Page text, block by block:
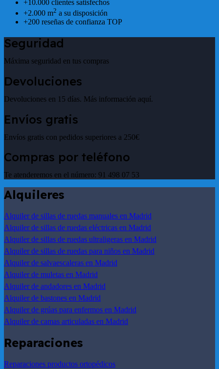
+10.000 clientes satisfechos
+2.000 m2 a su disposición
+200 reseñas de confianza TOP
Seguridad
Máxima seguridad en tus compras
Devoluciones
Devoluciones en 15 días. Más información aquí.
Envíos gratis
Envíos gratis con pedidos superiores a 250€
Compras por teléfono
Te atenderemos en el número: 91 498 07 53
Alquileres
Alquiler de sillas de ruedas manuales en Madrid
Alquiler de sillas de ruedas eléctricas en Madrid
Alquiler de sillas de ruedas ultraligeras en Madrid
Alquiler de sillas de ruedas para niños en Madrid
Alquiler de salvaescaleras en Madrid
Alquiler de muletas en Madrid
Alquiler de andadores en Madrid
Alquiler de bastones en Madrid
Alquiler de grúas para enfermos en Madrid
Alquiler de camas articuladas en Madrid
Reparaciones
Reparaciones productos ortopédicos